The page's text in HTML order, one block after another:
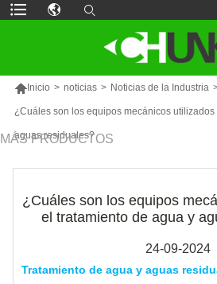
Inicio > noticias > Noticias de la Industria
¿Cuáles son los equipos mecánicos
aguas residuales?
MÁS PRODUCTOS
¿Cuáles son los equipos
el tratamiento de agua y
24-09-2024
Tratamiento de agua y aguas